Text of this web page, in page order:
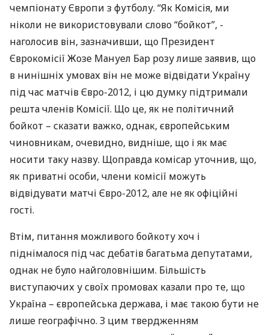
чемпіонату Європи з футболу. “Як Комісія, ми
ніколи не використовували слово “бойкот”, -
наголосив він, зазначивши, що Президент
Єврокомісії Жозе Мануел Бар розу лише заявив, що
в нинішніх умовах він не може відвідати Україну
під час матчів Євро-2012, і цю думку підтримали
решта членів Комісії. Що це, як не політичний
бойкот – сказати важко, однак, європейським
чиновникам, очевидно, видніше, що і як має
носити таку назву. Щоправда комісар уточнив, що,
як приватні особи, члени комісії можуть
відвідувати матчі Євро-2012, але не як офіційні
гості.
Втім, питання можливого бойкоту хоч і
піднімалося під час дебатів багатьма депутатами,
однак не було найголовнішим. Більшість
виступаючих у своїх промовах казали про те, що
Україна – європейська держава, і має такою бути не
лише географічно. З цим твердженням